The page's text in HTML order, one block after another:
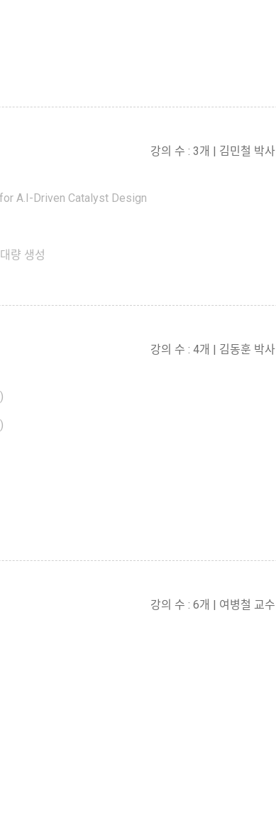
강의 수 : 3개 | 김민철 박사
A.I-Driven Catalyst Design
량 생성
강의 수 : 4개 | 김동훈 박사
강의 수 : 6개 | 여병철 교수